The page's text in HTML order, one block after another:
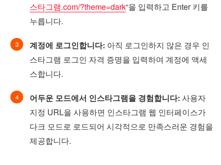
스타그램.com/?theme=dark“을 입력하고 Enter 키를
누릅니다.
계정에 로그인합니다: 아직 로그인하지 않은 경우 인
스타그램 로그인 자격 증명을 입력하여 계정에 액세
스합니다.
어두운 모드에서 인스타그램을 경험합니다: 사용자
지정 URL을 사용하면 인스타그램 웹 인터페이스가
다크 모드로 로드되어 시각적으로 만족스러운 경험을
제공합니다.